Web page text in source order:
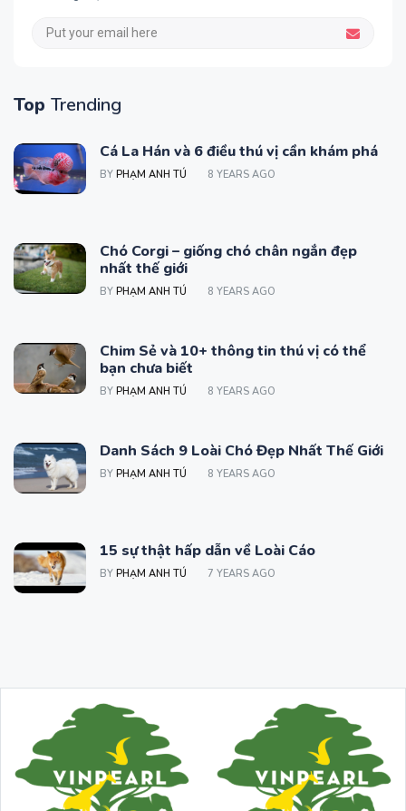
Top Trending
Cá La Hán và 6 điều thú vị cần khám phá
BY PHẠM ANH TÚ 8 YEARS AGO
Chó Corgi – giống chó chân ngắn đẹp
nhất thế giới
BY PHẠM ANH TÚ 8 YEARS AGO
Chim Sẻ và 10+ thông tin thú vị có thể
bạn chưa biết
BY PHẠM ANH TÚ 8 YEARS AGO
Danh Sách 9 Loài Chó Đẹp Nhất Thế Giới
BY PHẠM ANH TÚ 8 YEARS AGO
15 sự thật hấp dẫn về Loài Cáo
BY PHẠM ANH TÚ 7 YEARS AGO